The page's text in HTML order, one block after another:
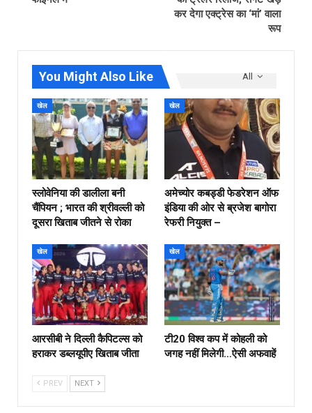
कर देगा एक्ट्रेस का ‘मां’ वाला
रूप
All
You Might Also Like
खेल
स्लोवेनिया की डालीला बनी
चैंपियन ; भारत की श्रीवल्ली को
दूसरा खिताब जीतने से रोका
खेल
अमेच्योर कबड्डी फेडरेशन ऑफ
इंडिया की ओर से ब्रजेश बागोरा
रेफरी नियुक्त –
खेल
आरसीबी ने दिल्ली कैपिटल्स को
हराकर डब्लयूपीए खिताब जीता
खेल
टी20 विश्व कप में कोहली को
जगह नहीं मिलेगी…ऐसी अफवाहें
PREV NEXT